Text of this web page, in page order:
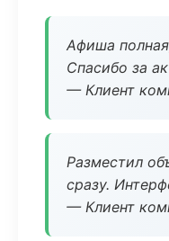
Афиша
Спасибо за
— Клиент
Разместил
сразу.
— Клиент